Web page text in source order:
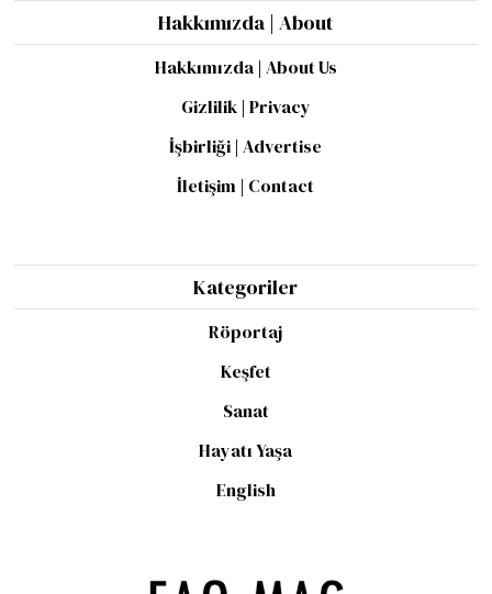
Hakkımızda | About
Hakkımızda | About Us
Gizlilik | Privacy
İşbirliği | Advertise
İletişim | Contact
Kategoriler
Röportaj
Keşfet
Sanat
Hayatı Yaşa
English